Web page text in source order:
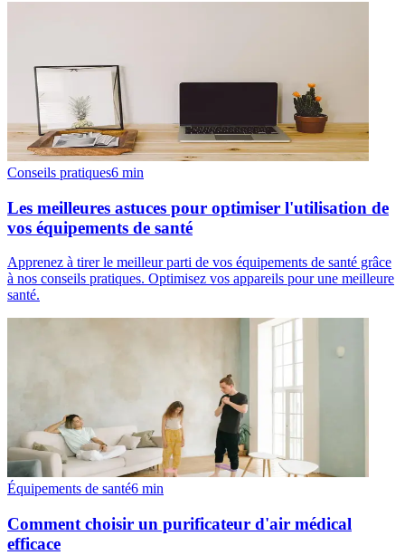
Conseils pratiques6 min
Les meilleures astuces pour optimiser l'utilisation de
vos équipements de santé
Apprenez à tirer le meilleur parti de vos équipements de santé grâce
à nos conseils pratiques. Optimisez vos appareils pour une meilleure
santé.
Équipements de santé6 min
Comment choisir un purificateur d'air médical
efficace